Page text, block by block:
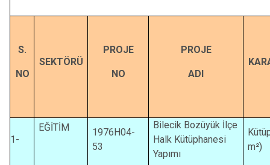
S.
NO
SEKTÖRÜ
PROJE
NO
PROJE
ADI
1-
EĞİTİM
1976H04-
53
Bilecik Bozüyük İlçe
Halk Kütüphanesi
Yapımı
m²)